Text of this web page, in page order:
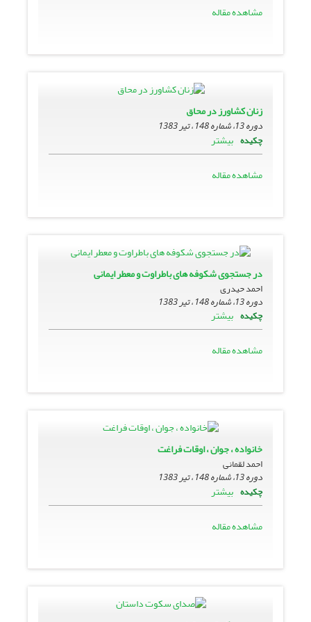
مشاهده مقاله
زنان کشاورز در محاق
دوره 13، شماره 148 ، تیر 1383
چکیده بیشتر
مشاهده مقاله
در جستجوى شکوفه هاى باطراوت و معطر ایمانى
احمد حیدری
دوره 13، شماره 148 ، تیر 1383
چکیده بیشتر
مشاهده مقاله
خانواده ، جوان ، اوقات فراغت
احمد لقمانی
دوره 13، شماره 148 ، تیر 1383
چکیده بیشتر
مشاهده مقاله